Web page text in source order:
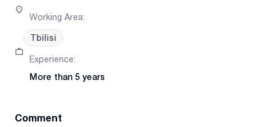
Working Area:
Tbilisi
Experience:
More than 5 years
Comment